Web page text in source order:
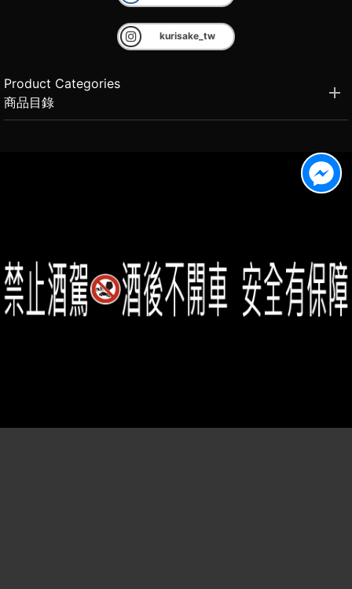
kurisake_tw
Product Categories
商品目錄
會員中心
客服電話 (02)2331-6080